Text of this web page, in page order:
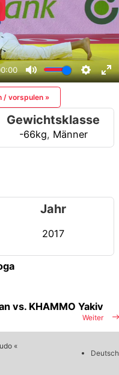
/ vorspulen »
Gewichtsklasse
-66kg, Männer
Jahr
2017
Weiter
vs. KHAMMO Yakiv
«
Deutsch